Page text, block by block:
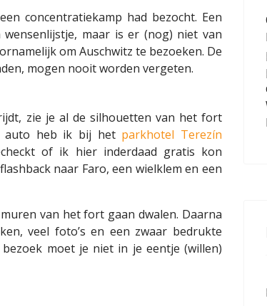
concentratiekamp had bezocht. Een
maar is er (nog) niet van
om Auschwitz te bezoeken. De
mogen nooit worden vergeten.
zie je al de silhouetten van het fort
auto heb ik bij het parkhotel Terezín
of ik hier inderdaad gratis kon
naar Faro, een wielklem en een
van het fort gaan dwalen. Daarna
veel foto’s en een zwaar bedrukte
moet je niet in je eentje (willen)